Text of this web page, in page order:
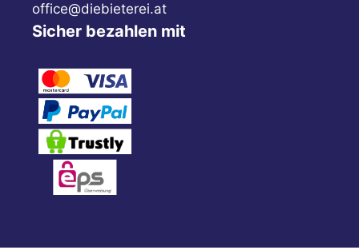
office@diebieterei.at
Sicher bezahlen mit